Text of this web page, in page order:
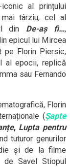
al prințului
mai târziu, cel al
din De-aș fi…,
epicul lui Mircea
pe Florin Piersic,
al epocii, replică
sau Fernando
Florin
(Șapte
, Lupta pentru
tuturor genurilor
și de la filme
Savel Stiopul